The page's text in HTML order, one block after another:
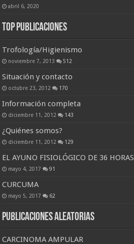
abril 6, 2020
Top Publicaciones
Trofología/Higienismo
noviembre 7, 2013 512
Situación y contacto
octubre 23, 2012 170
Información completa
diciembre 11, 2012 143
¿Quiénes somos?
diciembre 11, 2012 129
EL AYUNO FISIOLÓGICO DE 36 HORAS
mayo 4, 2017 91
CURCUMA
mayo 5, 2017 62
Publicaciones Aleatorias
CARCINOMA AMPULAR